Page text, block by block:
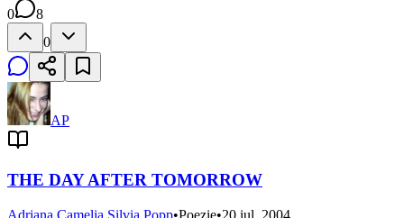
0
8
0
AP
THE DAY AFTER TOMORROW
Adriana Camelia Silvia Popp•Poezie•20 iul. 2004